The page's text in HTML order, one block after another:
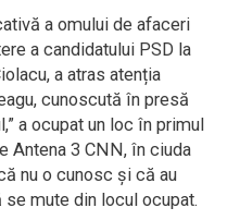
a omului de afaceri
a candidatului PSD la
a atras atenția
cunoscută în presă
a ocupat un loc în primul
Antena 3 CNN, în ciuda
nu o cunosc și că au
mute din locul ocupat.